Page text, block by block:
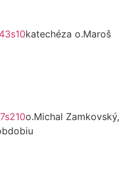
katechéza o.Maroš
o.Michal Zamkovský,